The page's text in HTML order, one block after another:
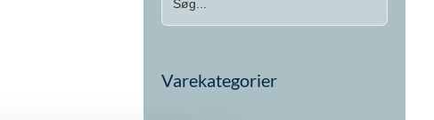
Varekategorier